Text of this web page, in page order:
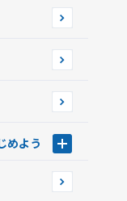
めよう